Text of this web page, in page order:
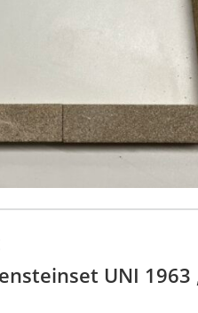
UNI 1963